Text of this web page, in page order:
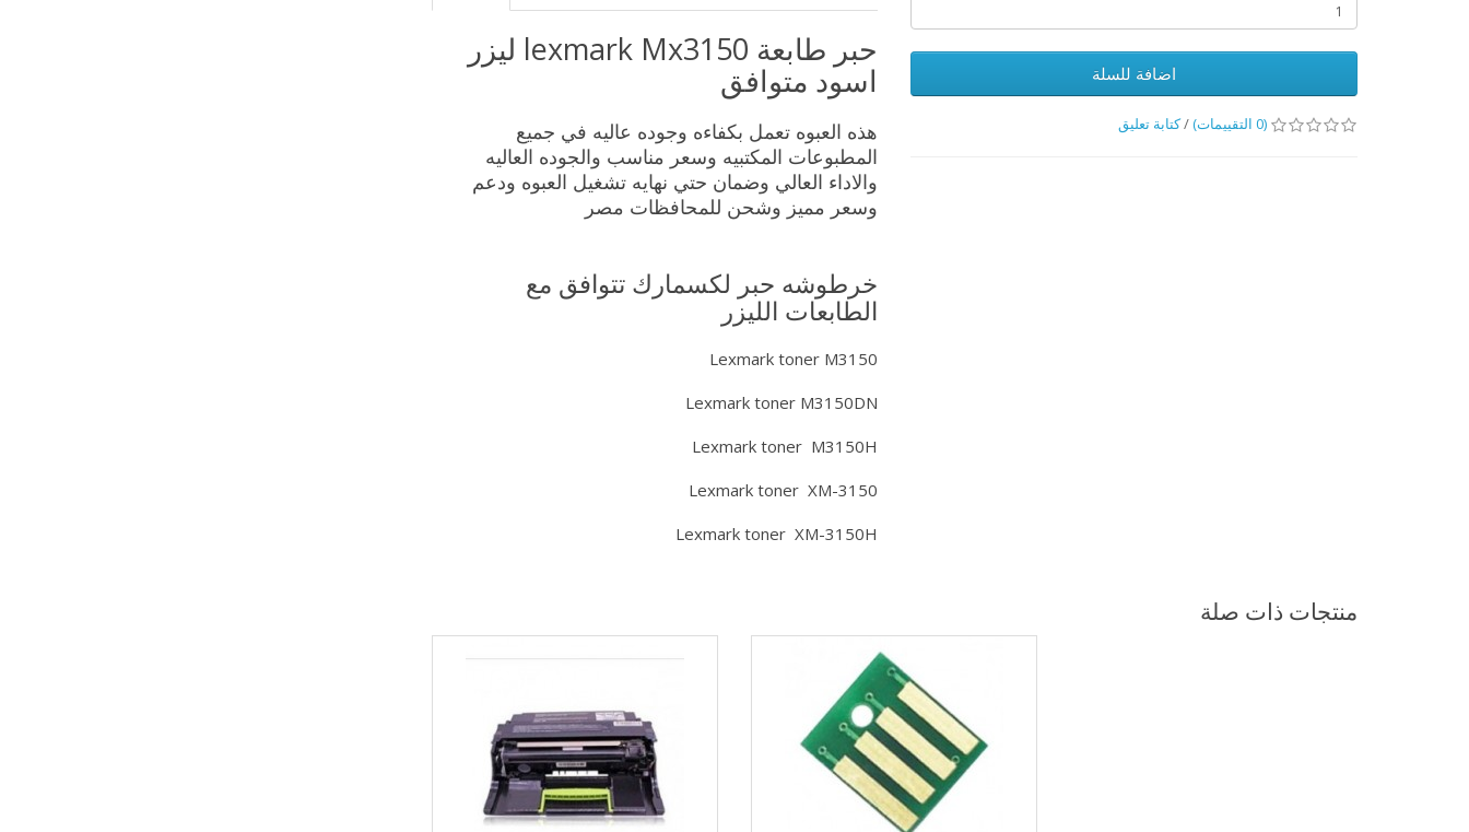
حبر طابعة lexmark Mx3150 ليزر
اسود متوافق
هذه العبوه تعمل بكفاءه وجوده عاليه في جميع
المطبوعات المكتبيه وسعر مناسب والجوده العاليه
والاداء العالي وضمان حتي نهايه تشغيل العبوه ودعم
وسعر مميز وشحن للمحافظات مصر
خرطوشه حبر لكسمارك تتوافق مع
الطابعات الليزر
Lexmark toner M3150
Lexmark toner M3150DN
Lexmark toner M3150H
Lexmark toner XM-3150
Lexmark toner XM-3150H
اضافة للسلة
(0 التقييمات) /كتابة تعليق
منتجات ذات صلة